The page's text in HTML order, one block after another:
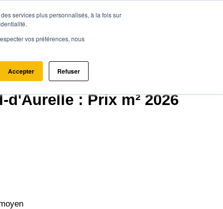
services plus personnalisés, à la fois sur
vos préférences, nous
Accepter Refuser
d'Aurelle (07590)
: Prix m² 2026